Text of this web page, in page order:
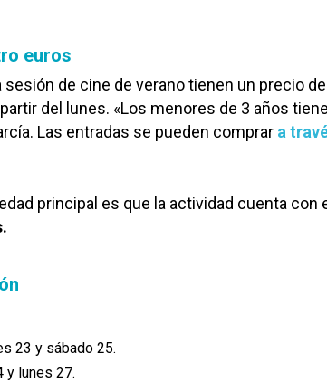
euros
sesión de cine de verano tienen un precio de
del lunes. «Los menores de 3 años
Las entradas se pueden comprar a
principal es que la actividad cuenta con
23 y sábado 25.
y lunes 27.